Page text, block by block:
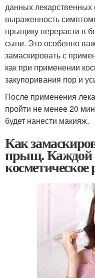
данных
выраженность
прыщику перерасти в
сыпи. Это особенно
замаскировать с
как при применении
закупоривания пор и
После применения
пройти не менее 20
будет нанести макияж.
Как
прыщ. Каждой